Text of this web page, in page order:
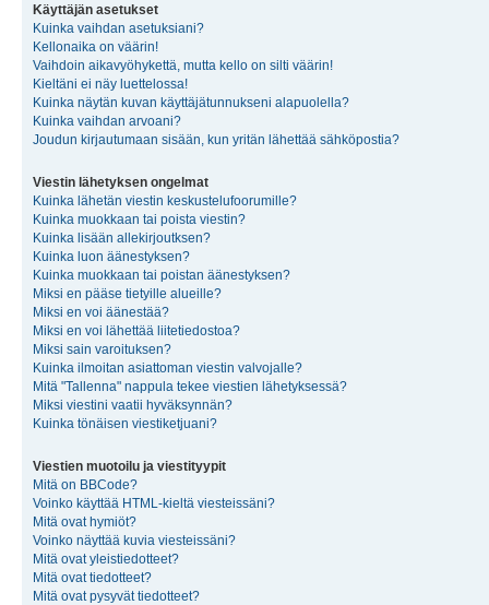
Käyttäjän asetukset
Kuinka vaihdan asetuksiani?
Kellonaika on väärin!
Vaihdoin aikavyöhykettä, mutta kello on silti väärin!
Kieltäni ei näy luettelossa!
Kuinka näytän kuvan käyttäjätunnukseni alapuolella?
Kuinka vaihdan arvoani?
Joudun kirjautumaan sisään, kun yritän lähettää sähköpostia?
Viestin lähetyksen ongelmat
Kuinka lähetän viestin keskustelufoorumille?
Kuinka muokkaan tai poista viestin?
Kuinka lisään allekirjoutksen?
Kuinka luon äänestyksen?
Kuinka muokkaan tai poistan äänestyksen?
Miksi en pääse tietyille alueille?
Miksi en voi äänestää?
Miksi en voi lähettää liitetiedostoa?
Miksi sain varoituksen?
Kuinka ilmoitan asiattoman viestin valvojalle?
Mitä "Tallenna" nappula tekee viestien lähetyksessä?
Miksi viestini vaatii hyväksynnän?
Kuinka tönäisen viestiketjuani?
Viestien muotoilu ja viestityypit
Mitä on BBCode?
Voinko käyttää HTML-kieltä viesteissäni?
Mitä ovat hymiöt?
Voinko näyttää kuvia viesteissäni?
Mitä ovat yleistiedotteet?
Mitä ovat tiedotteet?
Mitä ovat pysyvät tiedotteet?